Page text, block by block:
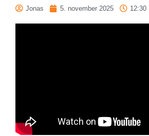
Jonas 5. november 2025 12:30